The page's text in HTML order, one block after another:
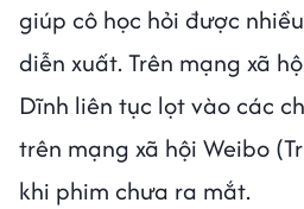
giúp cô học hỏi được
diễn xuất. Trên mạng xã
Dĩnh liên tục lọt vào các
trên mạng xã hội Weibo
khi phim chưa ra mắt.